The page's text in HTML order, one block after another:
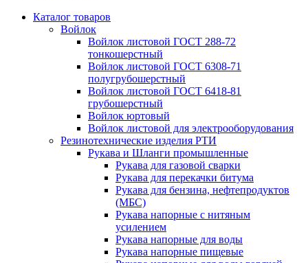
Каталог товаров
Войлок
Войлок листовой ГОСТ 288-72
тонкошерстный
Войлок листовой ГОСТ 6308-71
полугрубошерстный
Войлок листовой ГОСТ 6418-81
грубошерстный
Войлок юртовый
Войлок листовой для электрооборудования
Резинотехнические изделия РТИ
Рукава и Шланги промышленные
Рукава для газовой сварки
Рукава для перекачки битума
Рукава для бензина, нефтепродуктов
(МБС)
Рукава напорные с нитяным
усилением
Рукава напорные для воды
Рукава напорные пищевые